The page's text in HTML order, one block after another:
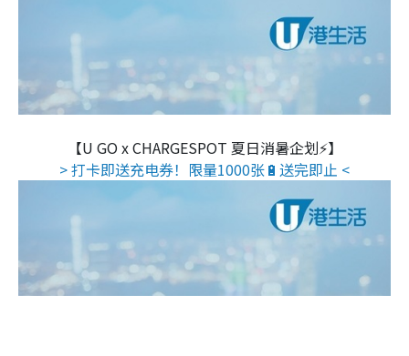
【U GO x CHARGESPOT 夏日消暑企划⚡】
> 打卡即送充电券！限量1000张🔋送完即止 <